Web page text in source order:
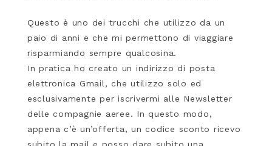
Questo è uno dei trucchi che utilizzo da un
paio di anni e che mi permettono di viaggiare
risparmiando sempre qualcosina.
In pratica ho creato un indirizzo di posta
elettronica Gmail, che utilizzo solo ed
esclusivamente per iscrivermi alle Newsletter
delle compagnie aeree. In questo modo,
appena c’è un’offerta, un codice sconto ricevo